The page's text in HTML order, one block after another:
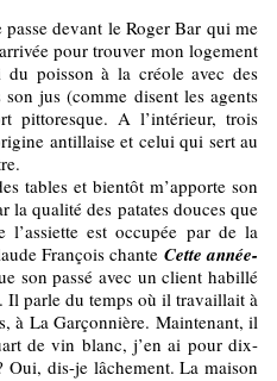
devant le Roger Bar qui me
pour trouver mon logement
poisson à la créole avec des
jus (comme disent les agents
pittoresque. A l’intérieur, trois
antillaise et celui qui sert au
tables et bientôt m’apporte son
la qualité des patates douces que
est occupée par de la
François chante Cette année-
son passé avec un client habillé
Il parle du temps où il travaillait à
à La Garçonnière. Maintenant, il
de vin blanc, j’en ai pour dix-
Oui, dis-je lâchement. La maison